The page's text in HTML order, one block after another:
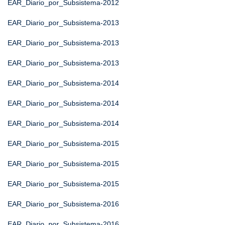
EAR_Diario_por_Subsistema-2012
EAR_Diario_por_Subsistema-2013
EAR_Diario_por_Subsistema-2013
EAR_Diario_por_Subsistema-2013
EAR_Diario_por_Subsistema-2014
EAR_Diario_por_Subsistema-2014
EAR_Diario_por_Subsistema-2014
EAR_Diario_por_Subsistema-2015
EAR_Diario_por_Subsistema-2015
EAR_Diario_por_Subsistema-2015
EAR_Diario_por_Subsistema-2016